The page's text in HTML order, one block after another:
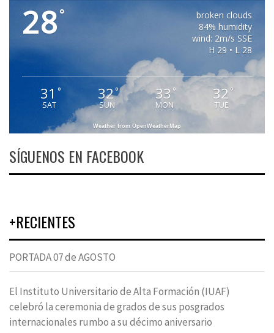
28°
broken clouds
84% humidity
wind: 2m/s SSE
H 29 • L 28
31 °
SAT
32°
SUN
33 °
MON
32 °
TUE
Weather from OpenWeatherMap
SÍGUENOS EN FACEBOOK
+RECIENTES
PORTADA 07 de AGOSTO
El Instituto Universitario de Alta Formación (IUAF)
celebró la ceremonia de grados de sus posgrados
internacionales rumbo a su décimo aniversario